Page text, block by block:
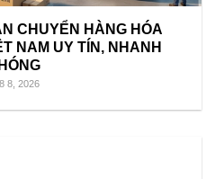
CHUYỂN HÀNG HÓA
NAM UY TÍN, NHANH
8, 2026